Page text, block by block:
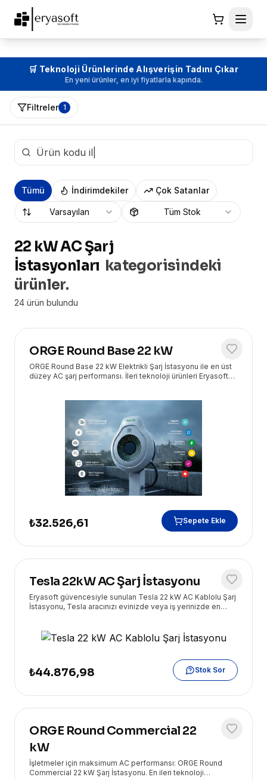
🔒 Güvenli Ödeme, Zahmetsiz Alışveriş
Hızlı, güvenli ve konforlu alışveriş deneyimi seni bekliyor.
Filtreler 1
Tümü İndirimdekiler Çok Satanlar
Varsayılan Tüm Stok
22 kW AC Şarj
İstasyonları kategorisindeki
ürünler.
24 ürün bulundu
ORGE Round Base 22 kW
ORGE Round Base 22 kW Elektrikli Şarj İstasyonu ile en üst
düzey AC şarj performansı. İleri teknoloji ürünleri Eryasoft
₺32.526,61 Sepete Ekle
Tesla 22kW AC Şarj İstasyonu
Eryasoft güvencesiyle sunulan Tesla 22 kW AC Kablolu Şarj
İstasyonu, Tesla aracınızı evinizde veya iş yerinizde en
₺44.876,98 Stok Sor
ORGE Round Commercial 22
kW
İşletmeler için maksimum AC performansı: ORGE Round
Commercial 22 kW Şarj İstasyonu. En ileri teknoloji